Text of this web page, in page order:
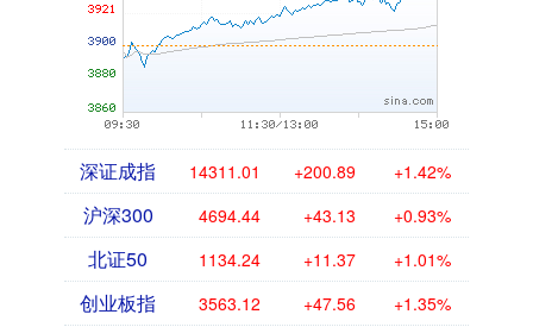
深证成指 14311.01 +200.89 +1.42%
沪深300 4694.44 +43.13 +0.93%
北证50 1134.24 +11.37 +1.01%
创业板指 3563.12 +47.56 +1.35%